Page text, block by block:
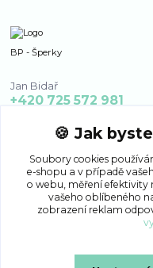
BP - Šperky
Jan Bidař
+420 725 572 981
bp-
🍪 Jak
Soubory cookies
e-shopu a v případě
o webu, měření
vašeho oblíbeného
zobrazení reklam